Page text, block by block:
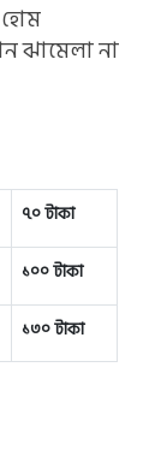
ঝামেলা না
৭০ টাকা
১০০ টাকা
১৩০ টাকা